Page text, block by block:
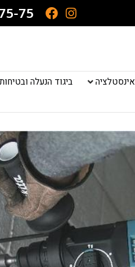
75
אינסטלציה ביגוד הנעלה ובטיחות